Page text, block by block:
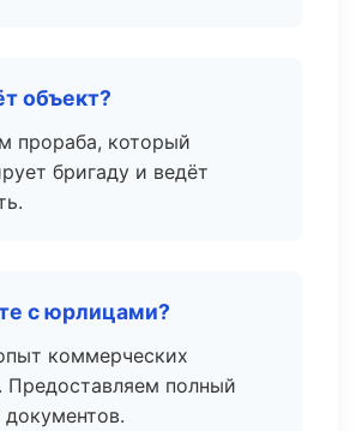
объект?
прораба, который
бригаду и ведёт
с юрлицами?
коммерческих
Предоставляем полный